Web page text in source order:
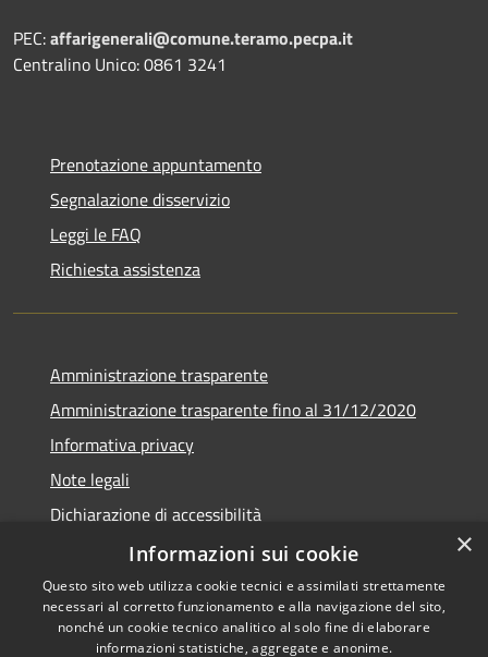
PEC:affarigenerali@comune.teramo.pecpa.it
Centralino Unico: 0861 3241
Prenotazione appuntamento
Segnalazione disservizio
Leggi le FAQ
Richiesta assistenza
Amministrazione trasparente
Amministrazione trasparente fino al 31/12/2020
Informativa privacy
Note legali
Dichiarazione di accessibilità
Accessibilità
Copyright © 2026 • Comune di
Teramo • Powered by
×
Informazioni sui cookie
Questo sito web utilizza cookie tecnici e assimilati strettamente
necessari al corretto funzionamento e alla navigazione del sito,
nonché un cookie tecnico analitico al solo fine di elaborare
informazioni statistiche, aggregate e anonime.